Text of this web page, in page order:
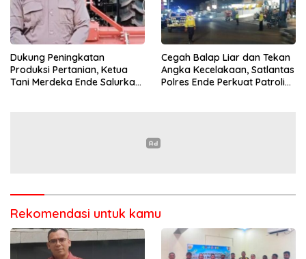
Dukung Peningkatan
Produksi Pertanian, Ketua
Tani Merdeka Ende Salurkan
Cegah Balap Liar dan Tekan
Angka Kecelakaan, Satlantas
Polres Ende Perkuat Patroli
Rekomendasi untuk kamu